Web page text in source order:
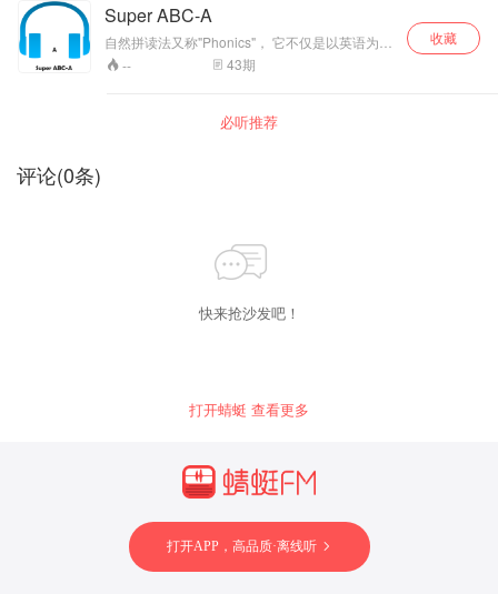
Super ABC-A
自然拼读法又称"Phonics"， 它不仅是以英语为母
语国家的孩子学习英语读音与拼字，增进阅读能
力与理解力的教学法，更是以英语为第二语言的
-- 43期
收藏
必听推荐
评论(0条)
快来抢沙发吧！
打开蜻蜓 查看更多
打开APP，高品质·离线听